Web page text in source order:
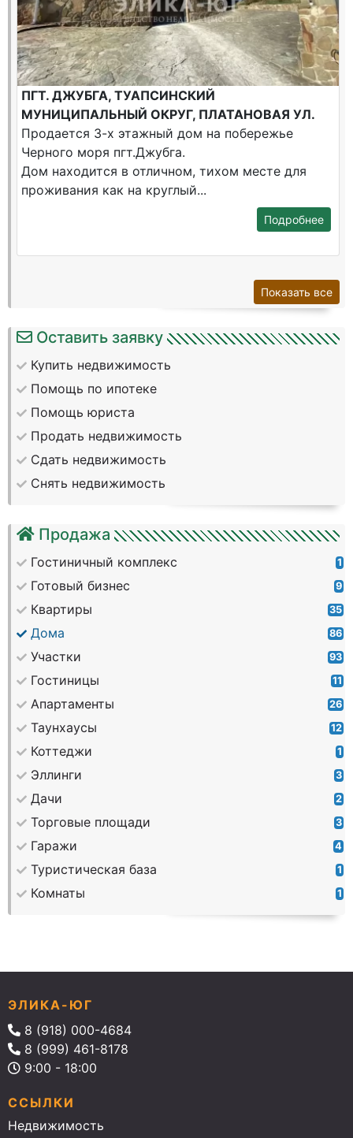
Оставить заявку
Купить недвижимость
Помощь по ипотеке
Помощь юриста
Продать недвижимость
Сдать недвижимость
Снять недвижимость
Продажа
Гостиничный комплекс 1
Готовый бизнес 9
Квартиры 35
Дома 86
Участки 93
Гостиницы 11
Апартаменты 26
Таунхаусы 12
Коттеджи 1
Эллинги 3
Дачи 2
Торговые площади 3
Гаражи 4
Туристическая база 1
Комнаты 1
ПГТ. ДЖУБГА, ТУАПСИНСКИЙ
МУНИЦИПАЛЬНЫЙ ОКРУГ, ПЛАТАНОВАЯ УЛ.
Продается 3-х этажный дом на побережье
Черного моря пгт.Джубга.
Дом находится в отличном, тихом месте для
проживания как на круглый...
Подробнее
Показать все
ЭЛИКА-ЮГ
8 (918) 000-4684
8 (999) 461-8178
9:00 - 18:00
ССЫЛКИ
Недвижимость